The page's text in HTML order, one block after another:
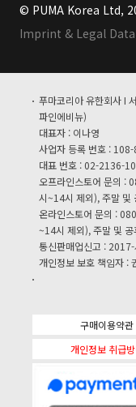
© PUMA Korea Ltd,
Imprint & Legal Data
푸마코리아 유한회사 I
파인에비뉴)
대표자 : 이나영
사업자 등록 번호 :
대표 번호 : 02-2136-
오프라인스토어 문의 :
시~14시 제외), 주말 및
온라인스토어 문의 :
~14시 제외), 주말 및
통신판매업신고 :
개인정보 보호 책임자 :
구매이용약관
개인정보 취급방